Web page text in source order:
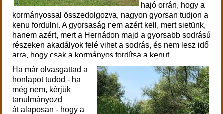
hajó orrán, hogy a
kormányossal összedolgozva, nagyon gyorsan tudjon a
kenu fordulni. A gyorsaság nem azért kell, mert sietünk,
hanem azért, mert a Hernádon majd a gyorsabb sodrású
részeken akadályok felé vihet a sodrás, és nem lesz idő
arra, hogy csak a kormányos fordítsa a kenut.
Ha már olvasgattad a
honlapot tudod - ha
még nem, kérjük
tanulmányozd
át alaposan - hogy a